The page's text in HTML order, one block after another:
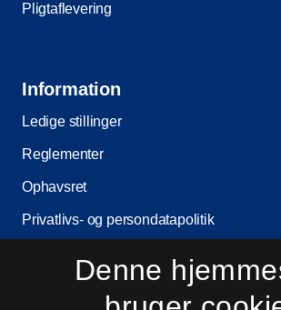
Pligtaflevering
Information
Ledige stillinger
Reglementer
Ophavsret
Privatlivs- og persondatapolitik
Denne